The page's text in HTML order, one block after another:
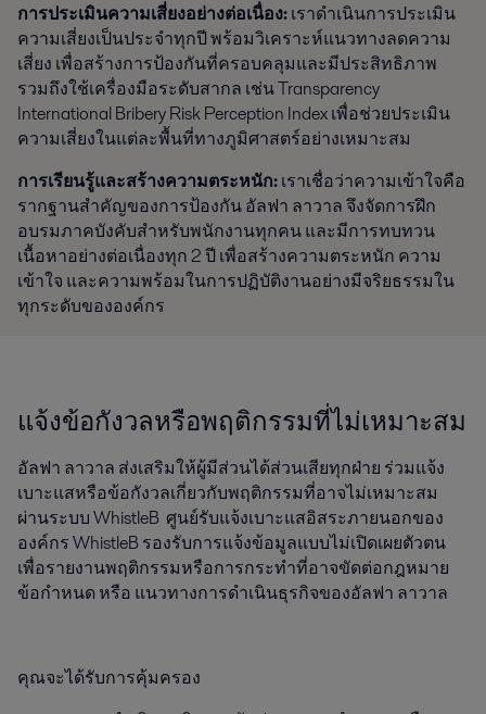
การประเมินความเสี่ยงอย่างต่อเนื่อง:เราดำเนินการประเมิน
ความเสี่ยงเป็นประจำทุกปี พร้อมวิเคราะห์แนวทางลดความ
เสี่ยง เพื่อสร้างการป้องกันที่ครอบคลุมและมีประสิทธิภาพ
รวมถึงใช้เครื่องมือระดับสากล เช่น Transparency
International Bribery Risk Perception Index เพื่อช่วยประเมิน
ความเสี่ยงในแต่ละพื้นที่ทางภูมิศาสตร์อย่างเหมาะสม
การเรียนรู้และสร้างความตระหนัก:เราเชื่อว่าความเข้าใจคือ
รากฐานสำคัญของการป้องกัน อัลฟา ลาวาล จึงจัดการฝึก
อบรมภาคบังคับสำหรับพนักงานทุกคน และมีการทบทวน
เนื้อหาอย่างต่อเนื่องทุก 2 ปี เพื่อสร้างความตระหนัก ความ
เข้าใจ และความพร้อมในการปฏิบัติงานอย่างมีจริยธรรมใน
ทุกระดับขององค์กร
แจ้งข้อกังวลหรือพฤติกรรมที่ไม่เหมาะสม
อัลฟา ลาวาล ส่งเสริมให้ผู้มีส่วนได้ส่วนเสียทุกฝ่าย ร่วมแจ้ง
เบาะแสหรือข้อกังวลเกี่ยวกับพฤติกรรมที่อาจไม่เหมาะสม
ผ่านระบบ WhistleB ศูนย์รับแจ้งเบาะแสอิสระภายนอกของ
องค์กร WhistleB รองรับการแจ้งข้อมูลแบบไม่เปิดเผยตัวตน
เพื่อรายงานพฤติกรรมหรือการกระทำที่อาจขัดต่อกฎหมาย
ข้อกำหนด หรือ แนวทางการดำเนินธุรกิจของอัลฟา ลาวาล
คุณจะได้รับการคุ้มครอง